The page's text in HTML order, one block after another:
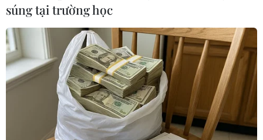
Ngoài ra, sản phẩm còn có khả năng thấu
quang, khiến cho ánh sáng đi qua tranh tạo ra
màu sắc rất đẹp mắt. Điều này giúp tranh kính
của nghệ nhân Phạm Hồng Vinh được ứng dụng
vô cùng đa dạng, phù hợp với công trình từ nội
đến ngoại thất, từ nơi ẩm ướt cho đến những
nơi nhiệt độ cao, phù hợp cả trong kiến trúc
hiện đại, cổ điển.
súng tại trường học